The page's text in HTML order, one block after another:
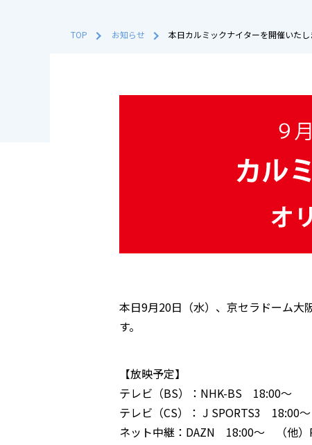
TOP お知らせ 本日カルミックナイターを開催いたし
本日9月20日（水）、京セラドーム大
す。
【放映予定】
テレビ（BS）：NHK-BS 18:00～
テレビ（CS）： J SPORTS3 18:00～
ネット中継：DAZN 18:00～ （他）